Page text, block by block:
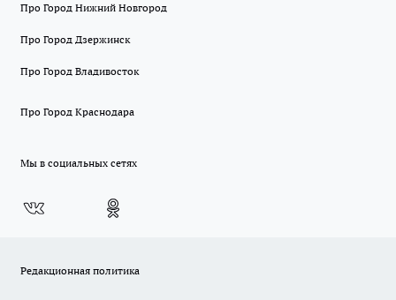
Про Город Нижний Новгород
Про Город Дзержинск
Про Город Владивосток
Про Город Краснодара
Мы в социальных сетях
Редакционная политика